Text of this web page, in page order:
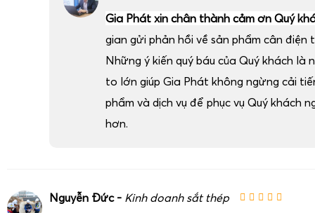
Gia Phát xin chân thành cảm ơn Quý
gian gửi phản hồi về sản phẩm cân điện
Những ý kiến quý báu của Quý khách là
to lớn giúp Gia Phát không ngừng cải
phẩm và dịch vụ để phục vụ Quý khách
hơn.
Nguyễn Đức - Kinh doanh sắt thép